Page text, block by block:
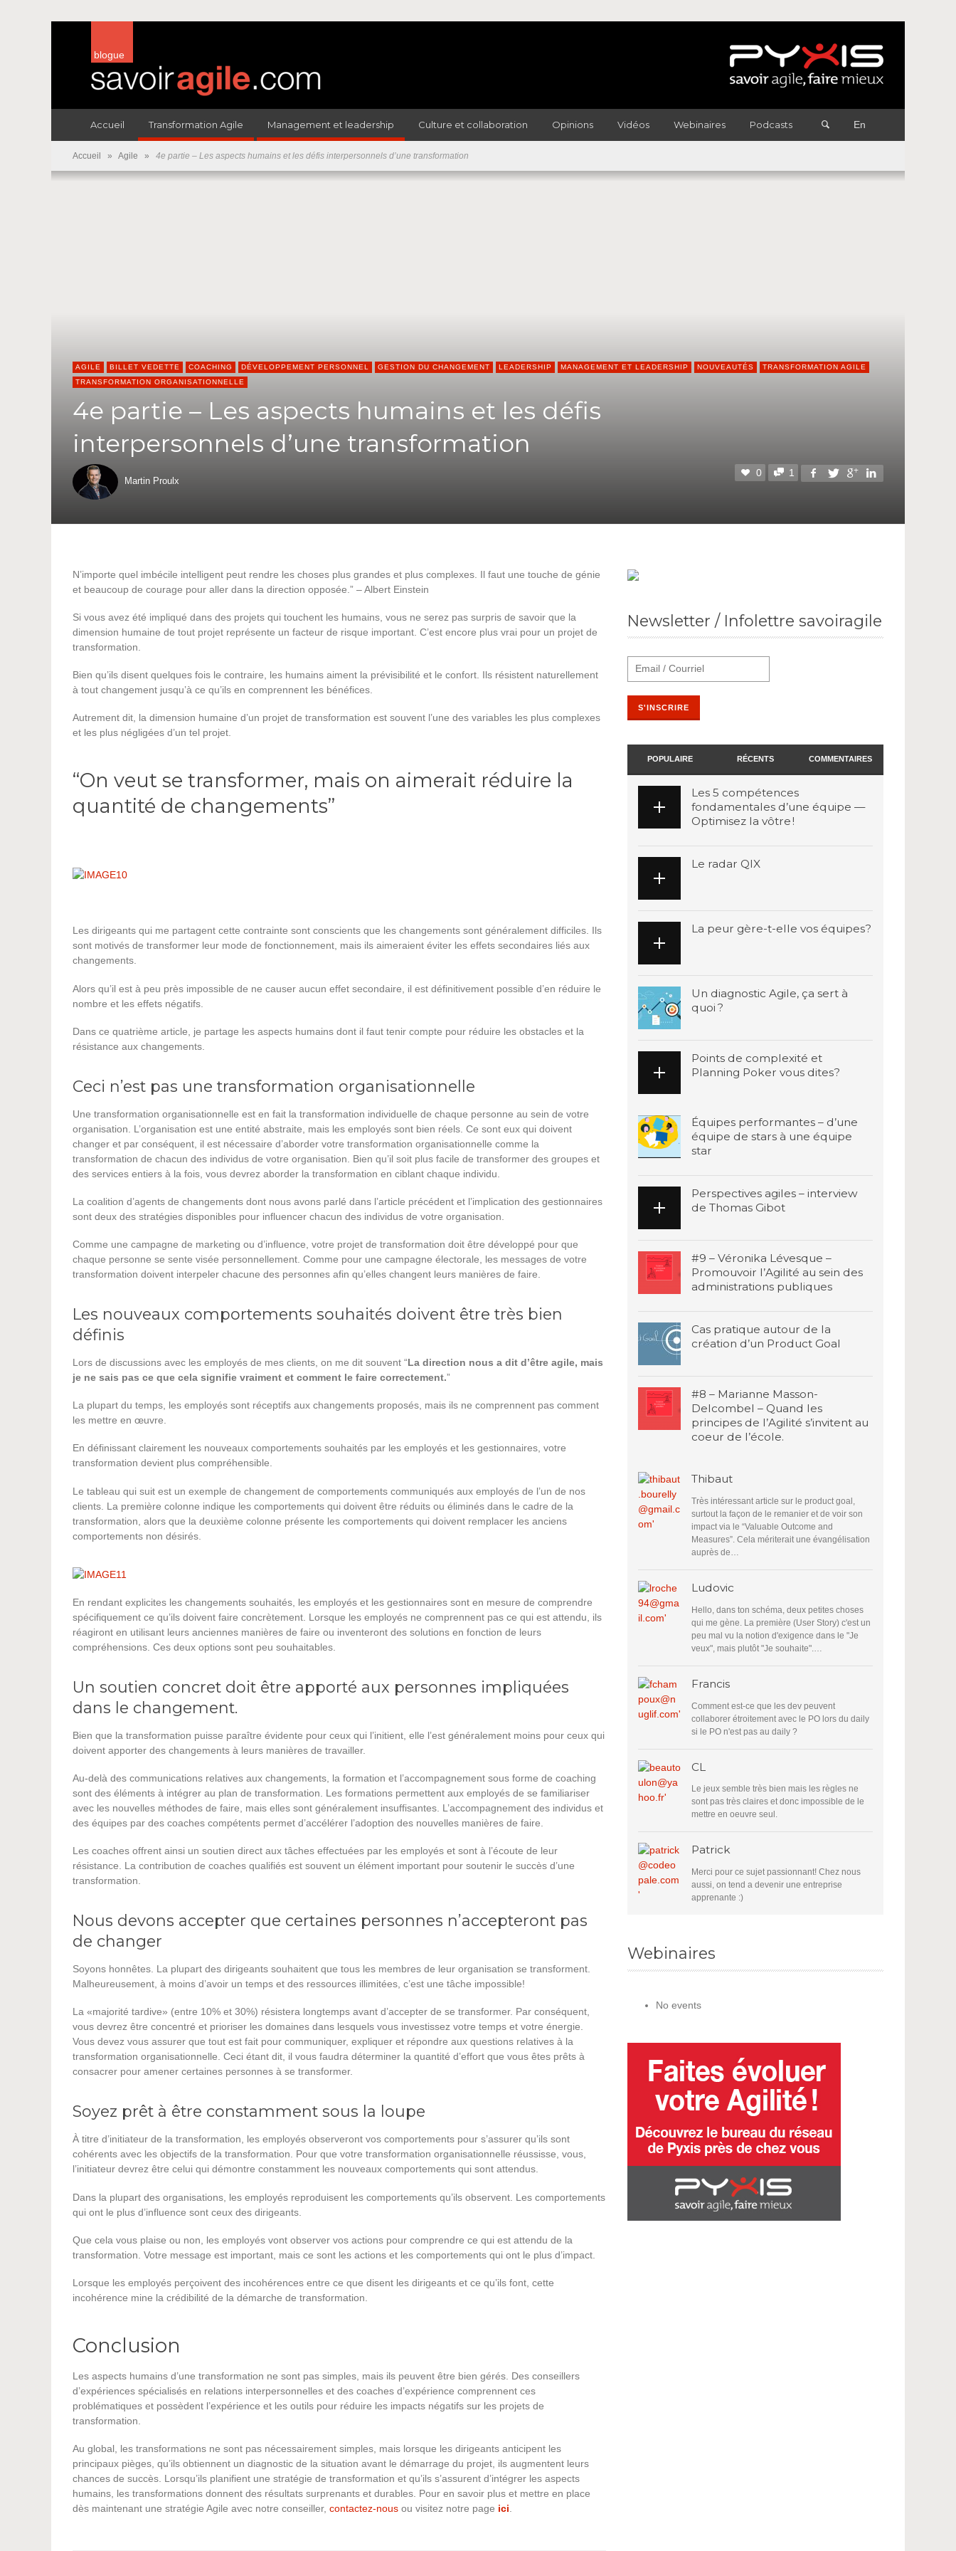
blogue
Accueil Transformation Agile Management et leadership Culture et collaboration Opinions Vidéos Webinaires Podcasts En
Accueil » Agile » 4e partie – Les aspects humains et les défis interpersonnels d’une transformation
AGILE BILLET VEDETTE COACHING DÉVELOPPEMENT PERSONNEL GESTION DU CHANGEMENT LEADERSHIP MANAGEMENT ET LEADERSHIP NOUVEAUTÉS
TRANSFORMATION AGILE
TRANSFORMATION ORGANISATIONNELLE
4e partie – Les aspects humains et les défis
interpersonnels d’une transformation
Martin Proulx
0 1
N’importe quel imbécile intelligent peut rendre les choses plus grandes et plus complexes. Il faut une touche de génie
et beaucoup de courage pour aller dans la direction opposée.” – Albert Einstein
Si vous avez été impliqué dans des projets qui touchent les humains, vous ne serez pas surpris de savoir que la
dimension humaine de tout projet représente un facteur de risque important. C’est encore plus vrai pour un projet de
transformation.
Bien qu’ils disent quelques fois le contraire, les humains aiment la prévisibilité et le confort. Ils résistent naturellement
à tout changement jusqu’à ce qu’ils en comprennent les bénéfices.
Autrement dit, la dimension humaine d’un projet de transformation est souvent l’une des variables les plus complexes
et les plus négligées d’un tel projet.
“On veut se transformer, mais on aimerait réduire la
quantité de changements”
Les dirigeants qui me partagent cette contrainte sont conscients que les changements sont généralement difficiles. Ils
sont motivés de transformer leur mode de fonctionnement, mais ils aimeraient éviter les effets secondaires liés aux
changements.
Alors qu’il est à peu près impossible de ne causer aucun effet secondaire, il est définitivement possible d’en réduire le
nombre et les effets négatifs.
Dans ce quatrième article, je partage les aspects humains dont il faut tenir compte pour réduire les obstacles et la
résistance aux changements.
Ceci n’est pas une transformation organisationnelle
Une transformation organisationnelle est en fait la transformation individuelle de chaque personne au sein de votre
organisation. L’organisation est une entité abstraite, mais les employés sont bien réels. Ce sont eux qui doivent
changer et par conséquent, il est nécessaire d’aborder votre transformation organisationnelle comme la
transformation de chacun des individus de votre organisation. Bien qu’il soit plus facile de transformer des groupes et
des services entiers à la fois, vous devrez aborder la transformation en ciblant chaque individu.
La coalition d’agents de changements dont nous avons parlé dans l’article précédent et l’implication des gestionnaires
sont deux des stratégies disponibles pour influencer chacun des individus de votre organisation.
Comme une campagne de marketing ou d’influence, votre projet de transformation doit être développé pour que
chaque personne se sente visée personnellement. Comme pour une campagne électorale, les messages de votre
transformation doivent interpeler chacune des personnes afin qu’elles changent leurs manières de faire.
Les nouveaux comportements souhaités doivent être très bien
définis
Lors de discussions avec les employés de mes clients, on me dit souvent “La direction nous a dit d’être agile, mais
je ne sais pas ce que cela signifie vraiment et comment le faire correctement.”
La plupart du temps, les employés sont réceptifs aux changements proposés, mais ils ne comprennent pas comment
les mettre en œuvre.
En définissant clairement les nouveaux comportements souhaités par les employés et les gestionnaires, votre
transformation devient plus compréhensible.
Le tableau qui suit est un exemple de changement de comportements communiqués aux employés de l’un de nos
clients. La première colonne indique les comportements qui doivent être réduits ou éliminés dans le cadre de la
transformation, alors que la deuxième colonne présente les comportements qui doivent remplacer les anciens
comportements non désirés.
En rendant explicites les changements souhaités, les employés et les gestionnaires sont en mesure de comprendre
spécifiquement ce qu’ils doivent faire concrètement. Lorsque les employés ne comprennent pas ce qui est attendu, ils
réagiront en utilisant leurs anciennes manières de faire ou inventeront des solutions en fonction de leurs
compréhensions. Ces deux options sont peu souhaitables.
Un soutien concret doit être apporté aux personnes impliquées
dans le changement.
Bien que la transformation puisse paraître évidente pour ceux qui l’initient, elle l’est généralement moins pour ceux qui
doivent apporter des changements à leurs manières de travailler.
Au-delà des communications relatives aux changements, la formation et l’accompagnement sous forme de coaching
sont des éléments à intégrer au plan de transformation. Les formations permettent aux employés de se familiariser
avec les nouvelles méthodes de faire, mais elles sont généralement insuffisantes. L’accompagnement des individus et
des équipes par des coaches compétents permet d’accélérer l’adoption des nouvelles manières de faire.
Les coaches offrent ainsi un soutien direct aux tâches effectuées par les employés et sont à l’écoute de leur
résistance. La contribution de coaches qualifiés est souvent un élément important pour soutenir le succès d’une
transformation.
Nous devons accepter que certaines personnes n’accepteront pas
de changer
Soyons honnêtes. La plupart des dirigeants souhaitent que tous les membres de leur organisation se transforment.
Malheureusement, à moins d’avoir un temps et des ressources illimitées, c’est une tâche impossible!
La «majorité tardive» (entre 10% et 30%) résistera longtemps avant d’accepter de se transformer. Par conséquent,
vous devrez être concentré et prioriser les domaines dans lesquels vous investissez votre temps et votre énergie.
Vous devez vous assurer que tout est fait pour communiquer, expliquer et répondre aux questions relatives à la
transformation organisationnelle. Ceci étant dit, il vous faudra déterminer la quantité d’effort que vous êtes prêts à
consacrer pour amener certaines personnes à se transformer.
Soyez prêt à être constamment sous la loupe
À titre d’initiateur de la transformation, les employés observeront vos comportements pour s’assurer qu’ils sont
cohérents avec les objectifs de la transformation. Pour que votre transformation organisationnelle réussisse, vous,
l’initiateur devrez être celui qui démontre constamment les nouveaux comportements qui sont attendus.
Dans la plupart des organisations, les employés reproduisent les comportements qu’ils observent. Les comportements
qui ont le plus d’influence sont ceux des dirigeants.
Que cela vous plaise ou non, les employés vont observer vos actions pour comprendre ce qui est attendu de la
transformation. Votre message est important, mais ce sont les actions et les comportements qui ont le plus d’impact.
Lorsque les employés perçoivent des incohérences entre ce que disent les dirigeants et ce qu’ils font, cette
incohérence mine la crédibilité de la démarche de transformation.
Conclusion
Les aspects humains d’une transformation ne sont pas simples, mais ils peuvent être bien gérés. Des conseillers
d’expériences spécialisés en relations interpersonnelles et des coaches d’expérience comprennent ces
problématiques et possèdent l’expérience et les outils pour réduire les impacts négatifs sur les projets de
transformation.
Au global, les transformations ne sont pas nécessairement simples, mais lorsque les dirigeants anticipent les
principaux pièges, qu’ils obtiennent un diagnostic de la situation avant le démarrage du projet, ils augmentent leurs
chances de succès. Lorsqu’ils planifient une stratégie de transformation et qu’ils s’assurent d’intégrer les aspects
humains, les transformations donnent des résultats surprenants et durables. Pour en savoir plus et mettre en place
dès maintenant une stratégie Agile avec notre conseiller, contactez-nous ou visitez notre page ici
Newsletter / Infolettre savoiragile
POPULAIRE RÉCENTS COMMENTAIRES
Les 5 compétences
fondamentales d’une équipe —
Optimisez la vôtre !
Le radar QIX
La peur gère-t-elle vos équipes?
Un diagnostic Agile, ça sert à
quoi ?
Points de complexité et
Planning Poker vous dites?
Équipes performantes – d’une
équipe de stars à une équipe
star
Perspectives agiles – interview
de Thomas Gibot
#9 – Véronika Lévesque –
Promouvoir l’Agilité au sein des
administrations publiques
Cas pratique autour de la
création d’un Product Goal
#8 – Marianne Masson-
Delcombel – Quand les
principes de l’Agilité s’invitent au
coeur de l’école.
Thibaut
Très intéressant article sur le product goal,
surtout la façon de le remanier et de voir son
impact via le “Valuable Outcome and
Measures”. Cela mériterait une évangélisation
auprès de…
Ludovic
Hello, dans ton schéma, deux petites choses
qui me gène. La première (User Story) c'est un
peu mal vu la notion d'exigence dans le "Je
veux", mais plutôt "Je souhaite".…
Francis
Comment est-ce que les dev peuvent
collaborer étroitement avec le PO lors du daily
si le PO n'est pas au daily ?
CL
Le jeux semble très bien mais les règles ne
sont pas très claires et donc impossible de le
mettre en oeuvre seul.
Patrick
Merci pour ce sujet passionnant! Chez nous
aussi, on tend a devenir une entreprise
apprenante :)
Webinaires
No events